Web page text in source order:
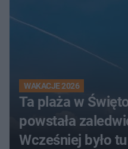
WAKACJE 2026
Ta plaża w
powstała
Wcześniej było